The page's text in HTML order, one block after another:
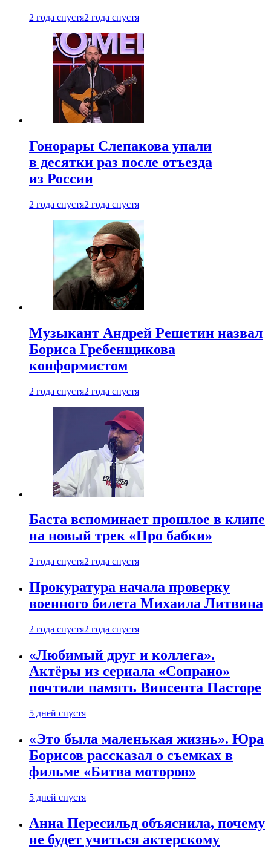
2 года спустя2 года спустя
Гонорары Слепакова упали
в десятки раз после отъезда
из России
2 года спустя2 года спустя
Музыкант Андрей Решетин назвал
Бориса Гребенщикова
конформистом
2 года спустя2 года спустя
Баста вспоминает прошлое в клипе
на новый трек «Про бабки»
2 года спустя2 года спустя
Прокуратура начала проверку
военного билета Михаила Литвина
2 года спустя2 года спустя
«Любимый друг и коллега».
Актёры из сериала «Сопрано»
почтили память Винсента Пасторе
5 дней спустя
«Это была маленькая жизнь». Юра
Борисов рассказал о съемках в
фильме «Битва моторов»
5 дней спустя
Анна Пересильд объяснила, почему
не будет учиться актерскому